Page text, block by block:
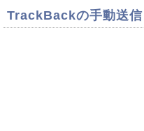
TrackBackの手動送信